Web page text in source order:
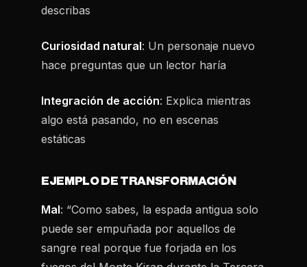
describas
Curiosidad natural: Un personaje nuevo
hace preguntas que un lector haría
Integración de acción: Explica mientras
algo está pasando, no en escenas
estáticas
EJEMPLO DE TRANSFORMACIÓN
Mal: “Como sabes, la espada antigua solo
puede ser empuñada por aquellos de
sangre real porque fue forjada en los